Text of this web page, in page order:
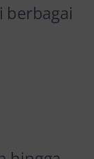
berbagai